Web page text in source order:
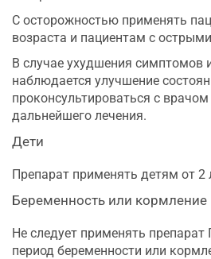
С осторожностью применять
возраста и пациентам с
В случае ухудшения симптомов
наблюдается улучшение
проконсультироваться с
дальнейшего лечения.
Дети
Препарат применять детям от 2
Беременность или кормление
Не следует применять
период беременности или